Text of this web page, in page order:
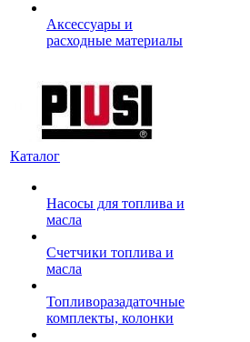
Аксессуары и
расходные материалы
Каталог
Насосы для топлива и
масла
Счетчики топлива и
масла
Топливоразадаточные
комплекты, колонки